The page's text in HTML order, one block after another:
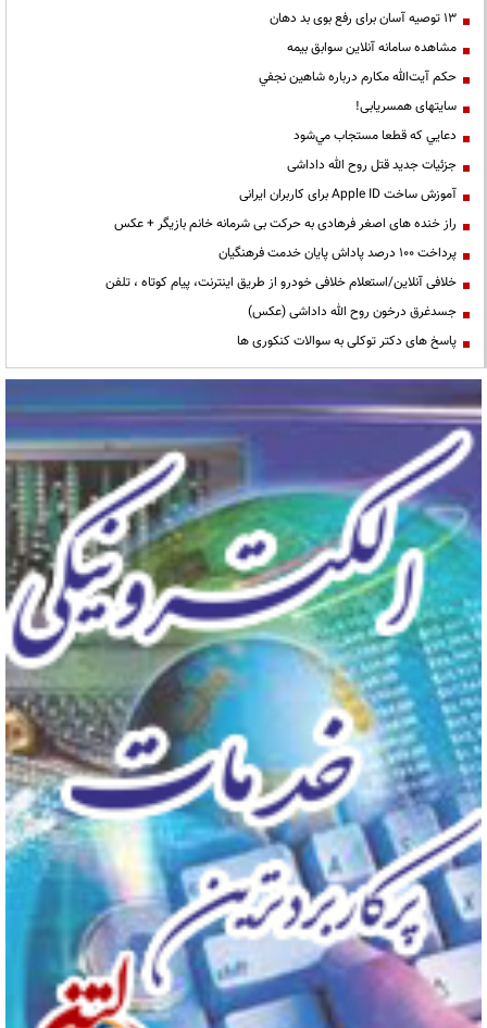
13 توصیه آسان برای رفع بوی بد دهان
مشاهده سامانه آنلاين سوابق بیمه
حكم آيت‌الله مكارم درباره شاهين نجفي
سایتهای همسریابی!
دعايي كه قطعا مستجاب مي‌شود
جزئیات جدید قتل روح الله داداشی
آموزش ساخت Apple ID برای کاربران ایرانی
راز خنده های اصغر فرهادی به حرکت بی شرمانه خانم بازیگر + عکس
پرداخت ۱۰۰ درصد پاداش پایان خدمت فرهنگیان
خلافی آنلاین/استعلام خلافی خودرو از طریق اینترنت، پیام کوتاه ، تلفن
جسدغرق درخون روح الله داداشی (عکس)
پاسخ های دکتر توکلی به سوالات کنکوری ها